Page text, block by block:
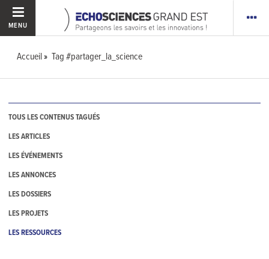
MENU
Accueil Tag #partager_la_science
TOUS LES CONTENUS TAGUÉS
LES ARTICLES
LES ÉVÉNEMENTS
LES ANNONCES
LES DOSSIERS
LES PROJETS
LES RESSOURCES